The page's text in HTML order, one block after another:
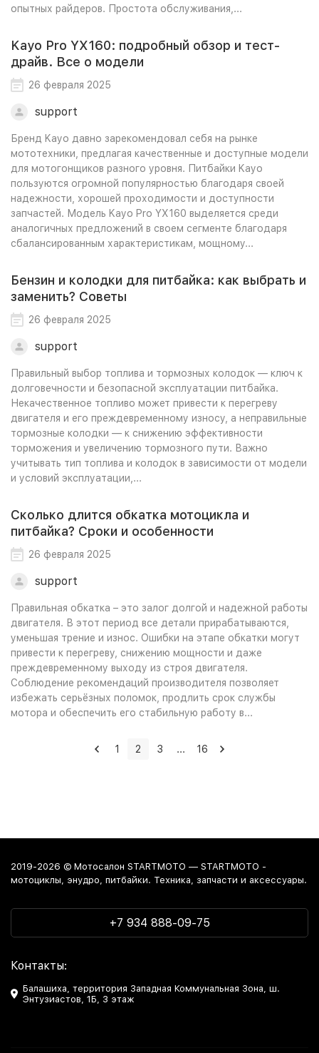
опытных райдеров. Простота обслуживания,...
Kayo Pro YX160: подробный обзор и тест-
драйв. Все о модели
26 февраля 2025
support
Бренд Kayo давно зарекомендовал себя на рынке
мототехники, предлагая качественные и доступные модели
для мотогонщиков разного уровня. Питбайки Kayo
пользуются огромной популярностью благодаря своей
надежности, хорошей проходимости и доступности
запчастей. Модель Kayo Pro YX160 выделяется среди
аналогичных предложений в своем сегменте благодаря
сбалансированным характеристикам, мощному...
Бензин и колодки для питбайка: как выбрать и
заменить? Советы
26 февраля 2025
support
Правильный выбор топлива и тормозных колодок — ключ к
долговечности и безопасной эксплуатации питбайка.
Некачественное топливо может привести к перегреву
двигателя и его преждевременному износу, а неправильные
тормозные колодки — к снижению эффективности
торможения и увеличению тормозного пути. Важно
учитывать тип топлива и колодок в зависимости от модели
и условий эксплуатации,...
Сколько длится обкатка мотоцикла и
питбайка? Сроки и особенности
26 февраля 2025
support
Правильная обкатка – это залог долгой и надежной работы
двигателя. В этот период все детали прирабатываются,
уменьшая трение и износ. Ошибки на этапе обкатки могут
привести к перегреву, снижению мощности и даже
преждевременному выходу из строя двигателя.
Соблюдение рекомендаций производителя позволяет
избежать серьёзных поломок, продлить срок службы
мотора и обеспечить его стабильную работу в...
1 2 3 ... 16
2019-2026 © Мотосалон STARTMOTO — STARTMOTO -
мотоциклы, энудро, питбайки. Техника, запчасти и аксессуары.
+7 934 888-09-75
Контакты:
Балашиха, территория Западная Коммунальная Зона, ш.
Энтузиастов, 1Б, 3 этаж